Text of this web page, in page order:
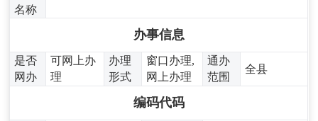
名称
办事信息
是否
网办
可网上办
理
办理
形式
窗口办理,
网上办理
通办
范围
全县
编码代码